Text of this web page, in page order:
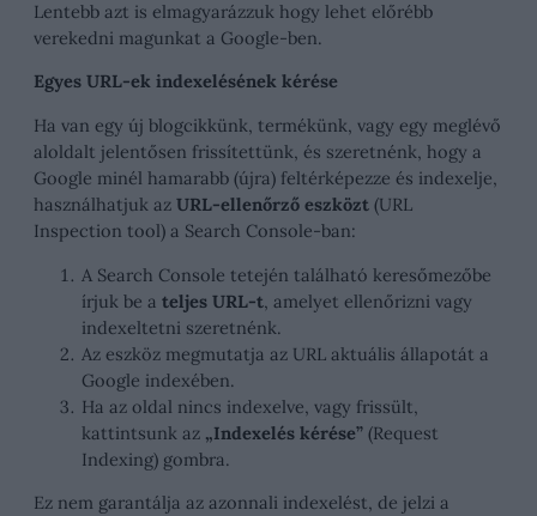
Lentebb azt is elmagyarázzuk hogy lehet előrébb
verekedni magunkat a Google-ben.
Egyes URL-ek indexelésének kérése
Ha van egy új blogcikkünk, termékünk, vagy egy meglévő
aloldalt jelentősen frissítettünk, és szeretnénk, hogy a
Google minél hamarabb (újra) feltérképezze és indexelje,
használhatjuk az URL-ellenőrző eszközt (URL
Inspection tool) a Search Console-ban:
A Search Console tetején található keresőmezőbe
írjuk be a teljes URL-t , amelyet ellenőrizni vagy
indexeltetni szeretnénk.
Az eszköz megmutatja az URL aktuális állapotát a
Google indexében.
Ha az oldal nincs indexelve, vagy frissült,
kattintsunk az „Indexelés kérése” (Request
Indexing) gombra.
Ez nem garantálja az azonnali indexelést, de jelzi a